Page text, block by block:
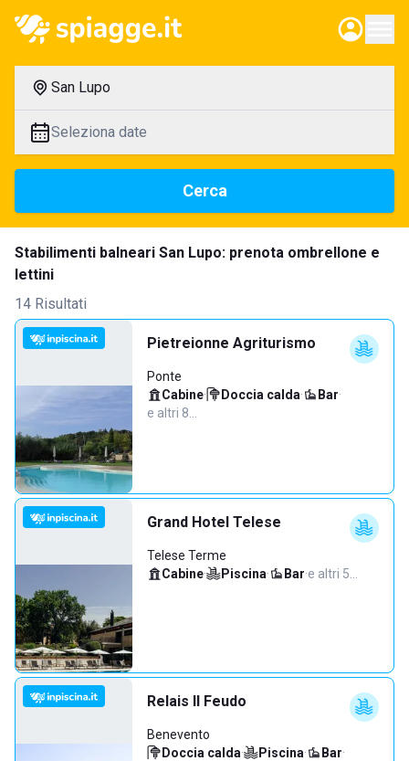
San Lupo
Seleziona date
Cerca
Stabilimenti balneari San Lupo: prenota ombrellone e
lettini
14 Risultati
Pietreionne Agriturismo
Ponte
Cabine· Doccia calda· Bar·
e altri 8…
Grand Hotel Telese
Telese Terme
Cabine· Piscina· Bar·e altri 5…
Relais Il Feudo
Benevento
Doccia calda· Piscina· Bar·